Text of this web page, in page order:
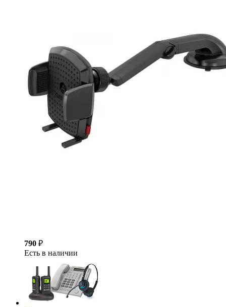
790 ₽
Есть в наличии